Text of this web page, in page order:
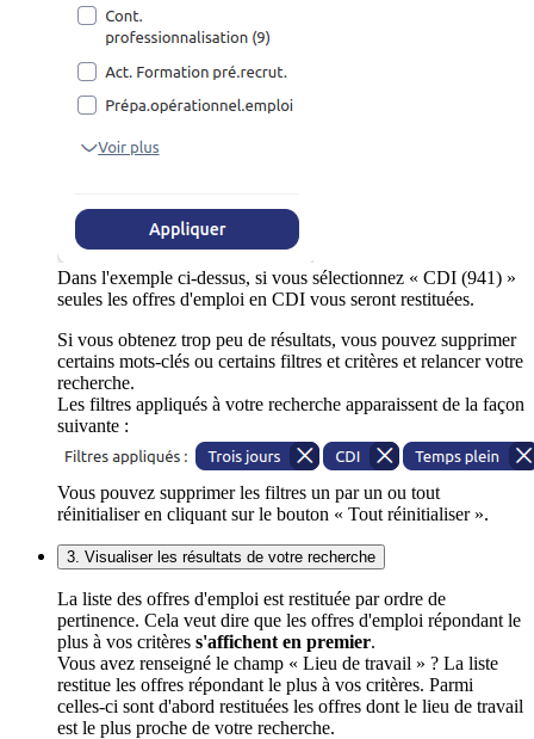
Dans l'exemple ci-dessus, si vous sélectionnez « CDI (941) »
seules les offres d'emploi en CDI vous seront restituées.
Si vous obtenez trop peu de résultats, vous pouvez supprimer
certains mots-clés ou certains filtres et critères et relancer votre
recherche.
Les filtres appliqués à votre recherche apparaissent de la façon
suivante :
Vous pouvez supprimer les filtres un par un ou tout
réinitialiser en cliquant sur le bouton « Tout réinitialiser ».
3. Visualiser les résultats de votre recherche
La liste des offres d'emploi est restituée par ordre de
pertinence. Cela veut dire que les offres d'emploi répondant le
plus à vos critères s'affichent en premier.
Vous avez renseigné le champ « Lieu de travail » ? La liste
restitue les offres répondant le plus à vos critères. Parmi
celles-ci sont d'abord restituées les offres dont le lieu de travail
est le plus proche de votre recherche.